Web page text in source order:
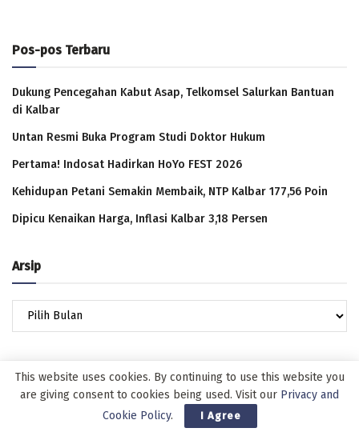
Pos-pos Terbaru
Dukung Pencegahan Kabut Asap, Telkomsel Salurkan Bantuan
di Kalbar
Untan Resmi Buka Program Studi Doktor Hukum
Pertama! Indosat Hadirkan HoYo FEST 2026
Kehidupan Petani Semakin Membaik, NTP Kalbar 177,56 Poin
Dipicu Kenaikan Harga, Inflasi Kalbar 3,18 Persen
Arsip
Arsip
This website uses cookies. By continuing to use this website you
are giving consent to cookies being used. Visit our Privacy and
Cookie Policy. I Agree